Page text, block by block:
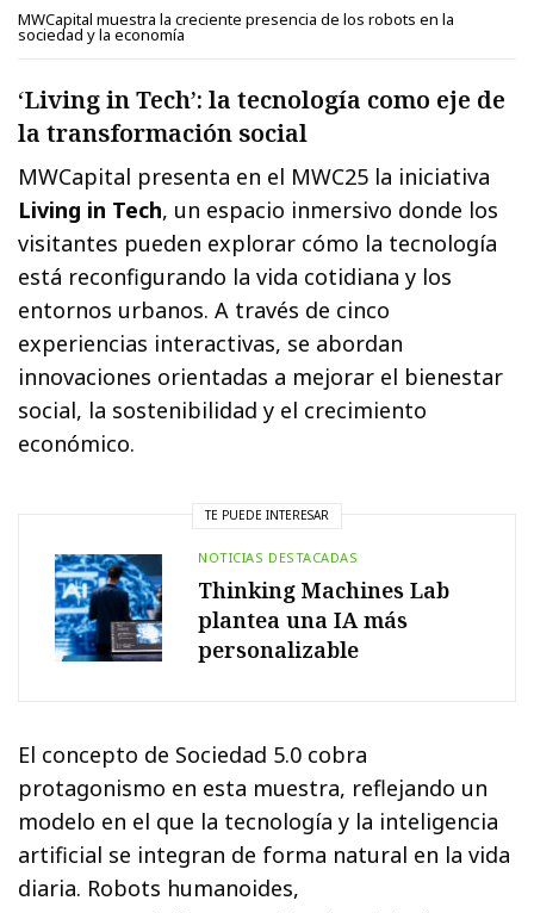
MWCapital muestra la creciente presencia de los robots en la
sociedad y la economía
‘Living in Tech’: la tecnología como eje de
la transformación social
MWCapital presenta en el MWC25 la iniciativa
Living in Tech, un espacio inmersivo donde los
visitantes pueden explorar cómo la tecnología
está reconfigurando la vida cotidiana y los
entornos urbanos. A través de cinco
experiencias interactivas, se abordan
innovaciones orientadas a mejorar el bienestar
social, la sostenibilidad y el crecimiento
económico.
TE PUEDE INTERESAR
NOTICIAS DESTACADAS
Thinking Machines Lab
plantea una IA más
personalizable
El concepto de Sociedad 5.0 cobra
protagonismo en esta muestra, reflejando un
modelo en el que la tecnología y la inteligencia
artificial se integran de forma natural en la vida
diaria. Robots humanoides,